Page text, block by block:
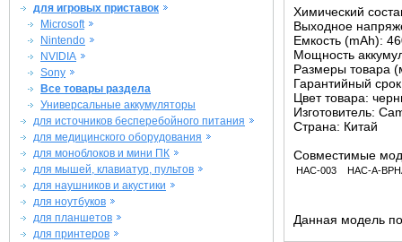
для игровых приставок
Microsoft
Nintendo
NVIDIA
Sony
Все товары раздела
Универсальные аккумуляторы
для источников бесперебойного питания
для медицинского оборудования
для моноблоков и мини ПК
для мышей, клавиатур, пультов
для наушников и акустики
для ноутбуков
для планшетов
для принтеров
Химический
Выходное
Емкость (mAh):
Мощность
Размеры товара
Гарантийный
Цвет товара:
Изготовитель:
Страна: Китай
Совместимые
HAC-003 HAC-A-
Данная модель